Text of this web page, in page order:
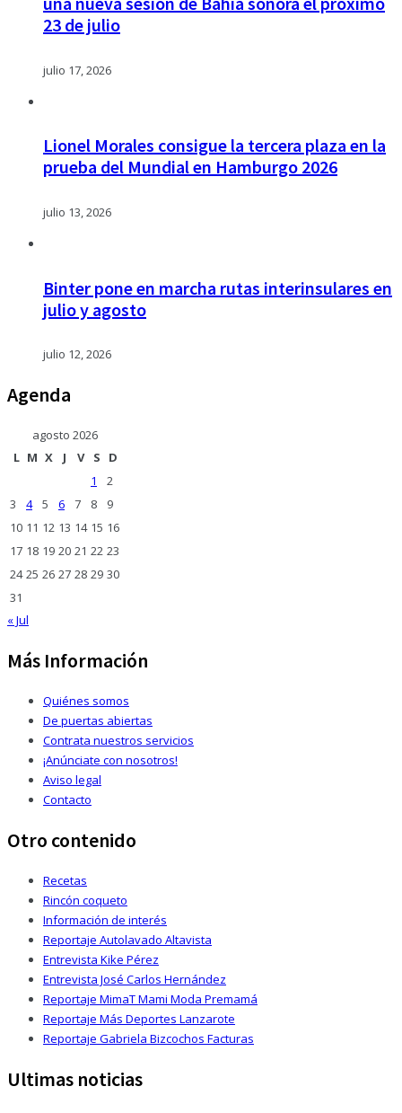
23 de julio
julio 17, 2026
Lionel Morales consigue la tercera plaza en la
prueba del Mundial en Hamburgo 2026
julio 13, 2026
Binter pone en marcha rutas interinsulares en
julio y agosto
julio 12, 2026
Agenda
agosto 2026
L M X J V S
D
1
2
3
4 5 6 7 8
9
10 11 12 13 14 15 16
17 18 19 20 21 22 23
24 25 26 27 28 29 30
31
« Jul
Más Información
Quiénes somos
De puertas abiertas
Contrata nuestros servicios
¡Anúnciate con nosotros!
Aviso legal
Contacto
Otro contenido
Recetas
Rincón coqueto
Información de interés
Reportaje Autolavado Altavista
Entrevista Kike Pérez
Entrevista José Carlos Hernández
Reportaje MimaT Mami Moda Premamá
Reportaje Más Deportes Lanzarote
Reportaje Gabriela Bizcochos Facturas
Ultimas noticias